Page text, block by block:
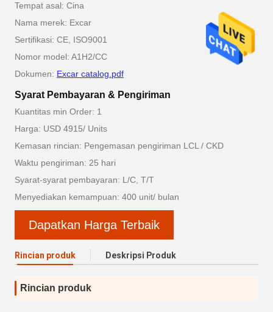
Tempat asal: Cina
Nama merek: Excar
Sertifikasi: CE, ISO9001
Nomor model: A1H2/CC
Dokumen: Excar catalog.pdf
Syarat Pembayaran & Pengiriman
Kuantitas min Order: 1
Harga: USD 4915/ Units
Kemasan rincian: Pengemasan pengiriman LCL / CKD
Waktu pengiriman: 25 hari
Syarat-syarat pembayaran: L/C, T/T
Menyediakan kemampuan: 400 unit/ bulan
Dapatkan Harga Terbaik
Rincian produk Deskripsi Produk
Rincian produk